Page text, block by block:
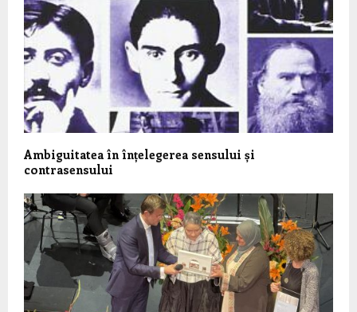
Ambiguitatea în înțelegerea sensului și
contrasensului